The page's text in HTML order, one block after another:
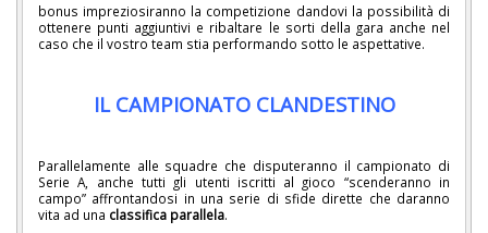
bonus impreziosiranno la competizione dandovi la possibilità di
ottenere punti aggiuntivi e ribaltare le sorti della gara anche nel
caso che il vostro team stia performando sotto le aspettative.
IL CAMPIONATO CLANDESTINO
Parallelamente alle squadre che disputeranno il campionato di
Serie A, anche tutti gli utenti iscritti al gioco “scenderanno in
campo” affrontandosi in una serie di sfide dirette che daranno
vita ad una classifica parallela.